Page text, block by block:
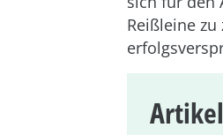
Reißleine